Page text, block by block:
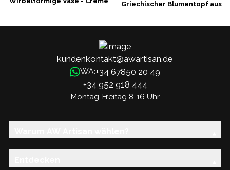
Griechischer Blumentopf aus
kundenkontakt@awartisan.de
WA:+34 67850 20 49
+34 952 918 444
Montag-Freitag 8-16 Uhr